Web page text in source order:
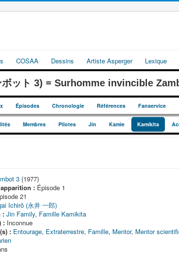
COSAA Dessins Artiste Asperger Lexique
ット 3) = Surhomme invincible
Épisodes Chronologie Références Fanservice
Membres Pilotes Jin Kamie Kamikita
3(1977)
:Épisode 1
21
Ichirô (永井 一郎)
: Jin Family, Famille Kamikita
:Inconnue
: Entourage, Extraterrestre, Famille, Mentor, Mentor